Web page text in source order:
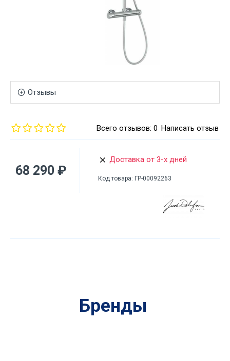
Отзывы
Всего отзывов: 0 Написать отзыв
68 290 ₽
Доставка от 3-х дней
Код товара: ГР-00092263
Бренды